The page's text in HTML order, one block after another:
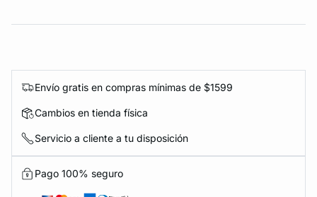
Envío gratis en compras mínimas de $1599
Cambios en tienda física
Servicio a cliente a tu disposición
Pago 100% seguro